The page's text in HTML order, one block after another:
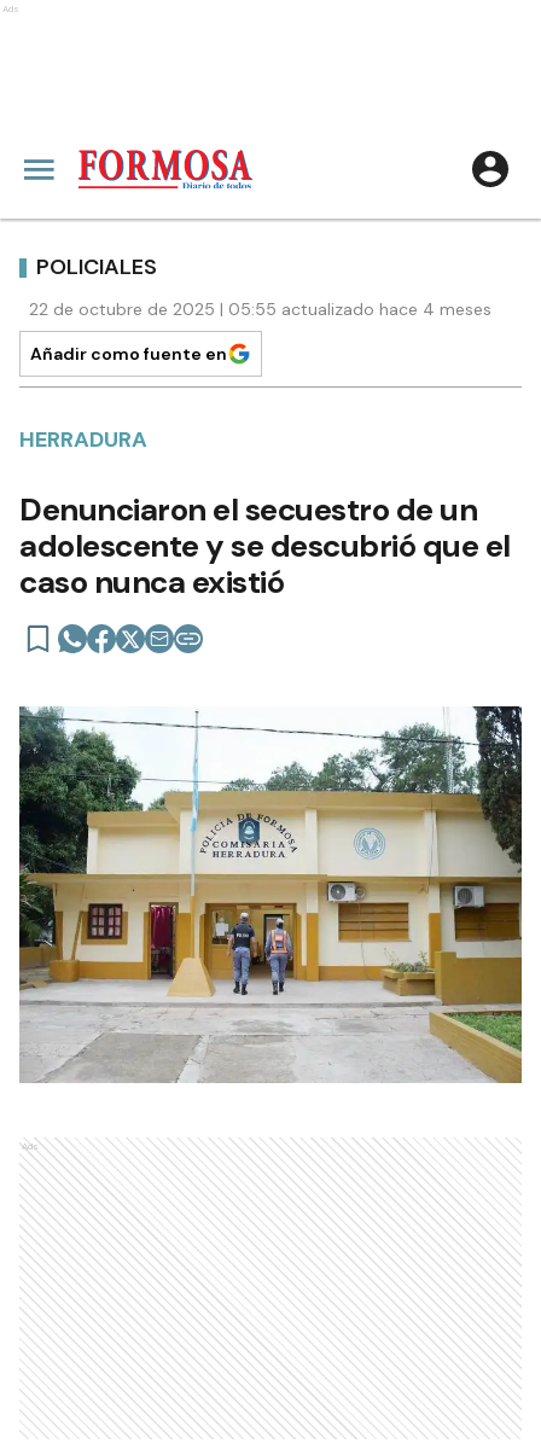
Ads
POLICIALES
22 de octubre de 2025 | 05:55 actualizado hace 4 meses
Añadir como fuente en
HERRADURA
Denunciaron el secuestro de un
adolescente y se descubrió que el
caso nunca existió
Ads